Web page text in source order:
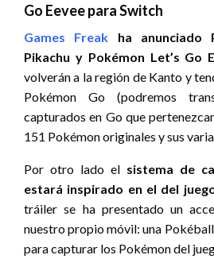
Go Eevee para Switch
Games Freak ha anunciado
Pikachu y Pokémon Let’s Go
volverán a la región de Kanto y
Pokémon Go (podremos
capturados en Go que
151 Pokémon originales y sus
Por otro lado el sistema de
estará inspirado en el del
tráiler se ha presentado un
nuestro propio móvil: una
para capturar los Pokémon del